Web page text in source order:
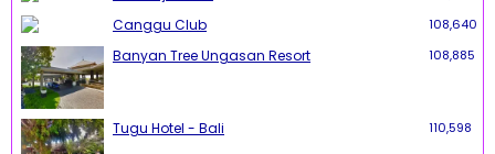
Canggu Club 108,640
Banyan Tree Ungasan Resort 108,885
Tugu Hotel - Bali 110,598